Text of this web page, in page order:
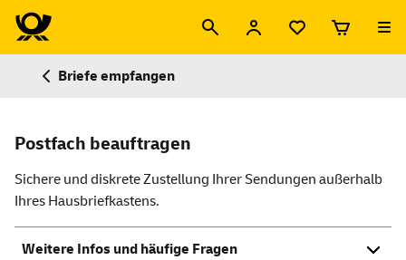
Briefe empfangen
Postfach beauftragen
Sichere und diskrete Zustellung Ihrer Sendungen außerhalb
Ihres Hausbriefkastens.
Weitere Infos und häufige Fragen